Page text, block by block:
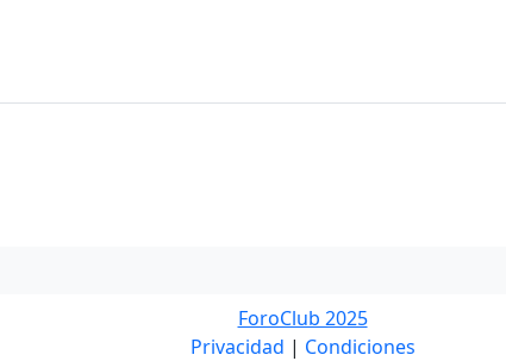
ForoClub 2025
Privacidad | Condiciones